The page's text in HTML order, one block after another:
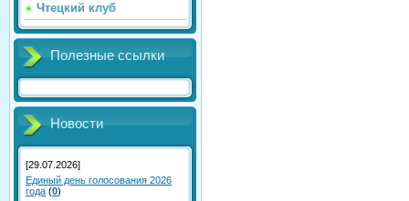
Чтецкий клуб
Полезные ссылки
Новости
[29.07.2026]
Единый день голосования 2026
года (0)